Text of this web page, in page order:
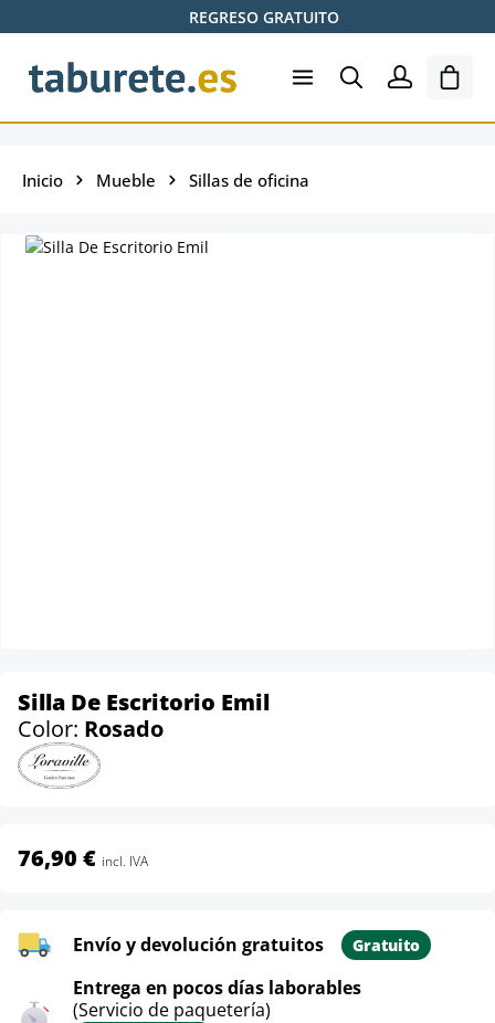
Saltar al contenido principalREGRESO GRATUITO
El
Inicio Mueble Sillas de oficina
Silla De Escritorio Emil
Color: Rosado
76,90 € incl. IVA
Envío y devolución gratuitos Gratuito
Entrega en pocos días laborables
(Servicio de paquetería)